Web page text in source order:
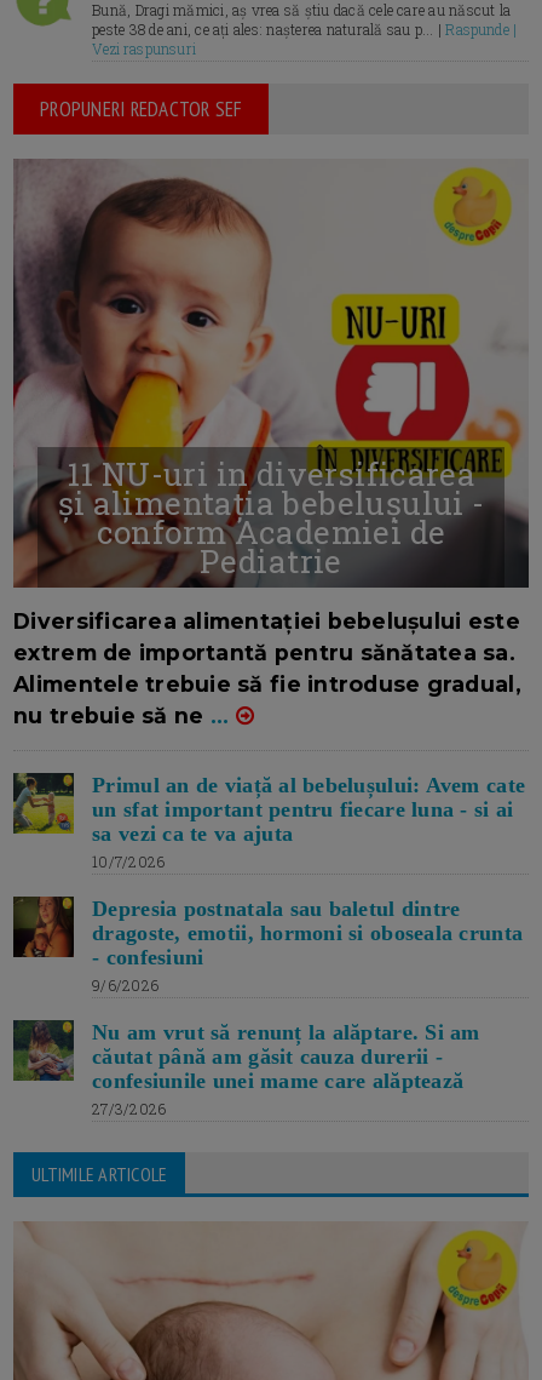
Bună, Dragi mămici, aș vrea să știu dacă cele care au născut la
peste 38 de ani, ce ați ales: nașterea naturală sau p... |Raspunde |
Vezi raspunsuri
PROPUNERI REDACTOR SEF
11 NU-uri in diversificarea
și alimentația bebelușului -
conform Academiei de
Pediatrie
Diversificarea alimentației bebelușului este
extrem de importantă pentru sănătatea sa.
Alimentele trebuie să fie introduse gradual,
nu trebuie să ne ...
Primul an de viață al bebelușului: Avem cate
un sfat important pentru fiecare luna - si ai
sa vezi ca te va ajuta
10/7/2026
Depresia postnatala sau baletul dintre
dragoste, emotii, hormoni si oboseala crunta
- confesiuni
9/6/2026
Nu am vrut să renunț la alăptare. Si am
căutat până am găsit cauza durerii -
confesiunile unei mame care alăptează
27/3/2026
ULTIMILE ARTICOLE